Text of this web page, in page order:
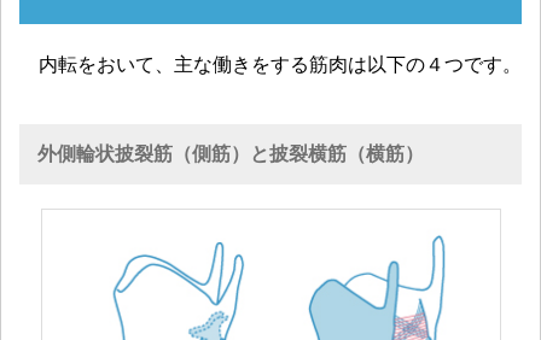
内転をおいて、主な働きをする筋肉は以下の４つです。
外側輪状披裂筋（側筋）と披裂横筋（横筋）